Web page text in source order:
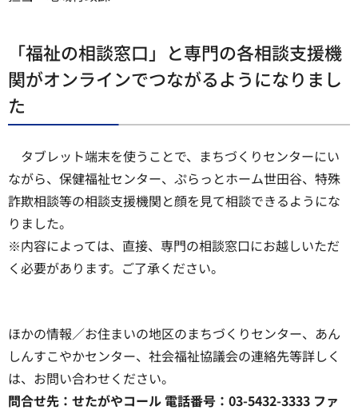
「福祉の相談窓口」と専門の各相談支援機
関がオンラインでつながるようになりまし
た
タブレット端末を使うことで、まちづくりセンターにい
ながら、保健福祉センター、ぷらっとホーム世田谷、特殊
詐欺相談等の相談支援機関と顔を見て相談できるようにな
りました。
※内容によっては、直接、専門の相談窓口にお越しいただ
く必要があります。ご了承ください。
ほかの情報／お住まいの地区のまちづくりセンター、あん
しんすこやかセンター、社会福祉協議会の連絡先等詳しく
は、お問い合わせください。
問合せ先：せたがやコール 電話番号：03-5432-3333 ファ